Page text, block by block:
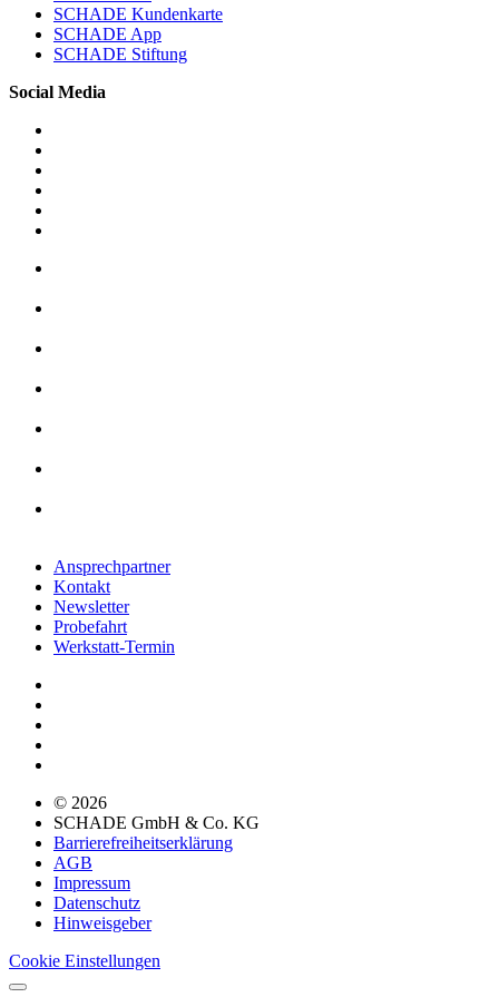
SCHADE Kundenkarte
SCHADE App
SCHADE Stiftung
Social Media
Ansprechpartner
Kontakt
Newsletter
Probefahrt
Werkstatt-Termin
© 2026
SCHADE GmbH & Co. KG
Barrierefreiheitserklärung
AGB
Impressum
Datenschutz
Hinweisgeber
Cookie Einstellungen